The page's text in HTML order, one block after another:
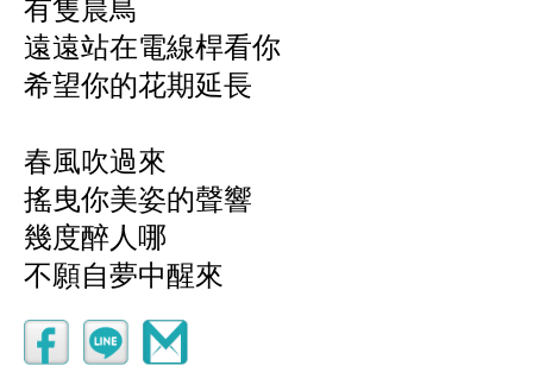
有隻晨鳥
遠遠站在電線桿看你
希望你的花期延長
春風吹過來
搖曳你美姿的聲響
幾度醉人哪
不願自夢中醒來